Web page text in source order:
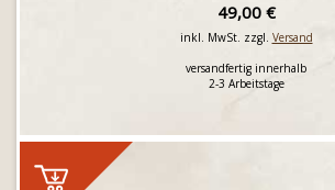
49,00 €
inkl. MwSt. zzgl. Versand
versandfertig innerhalb
2-3 Arbeitstage